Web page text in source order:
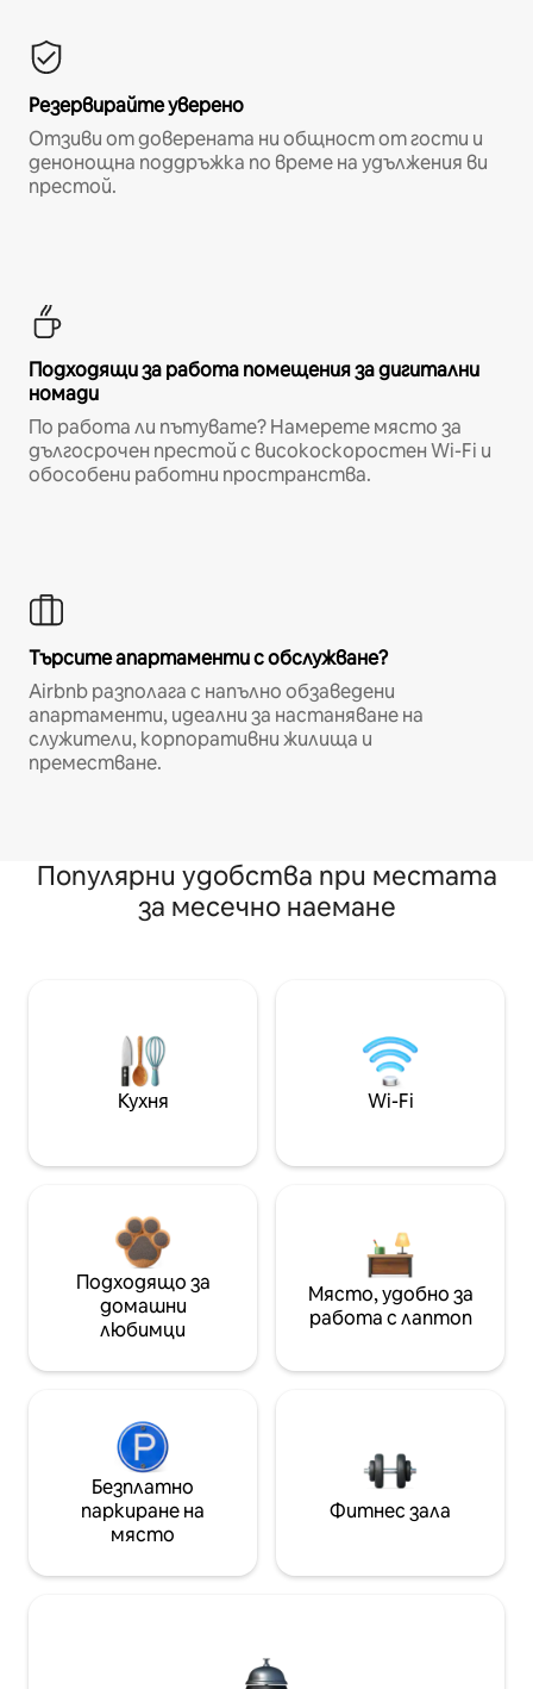
Резервирайте уверено
Отзиви от доверената ни общност от гости и
денонощна поддръжка по време на удължения ви
престой.
Подходящи за работа помещения за дигитални
номади
По работа ли пътувате? Намерете място за
дългосрочен престой с високоскоростен Wi-Fi и
обособени работни пространства.
Търсите апартаменти с обслужване?
Airbnb разполага с напълно обзаведени
апартаменти, идеални за настаняване на
служители, корпоративни жилища и
преместване.
Популярни удобства при местата
за месечно наемане
Кухня Wi-Fi
Подходящо за
домашни
любимци
Място, удобно за
работа с лаптоп
Безплатно
паркиране на
място
Фитнес зала